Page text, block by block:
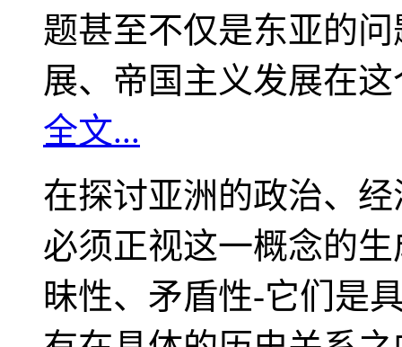
题甚至不仅是东亚的
展、帝国主义发展在
全文...
在探讨亚洲的政治、
必须正视这一概念的
昧性、矛盾性-它们是